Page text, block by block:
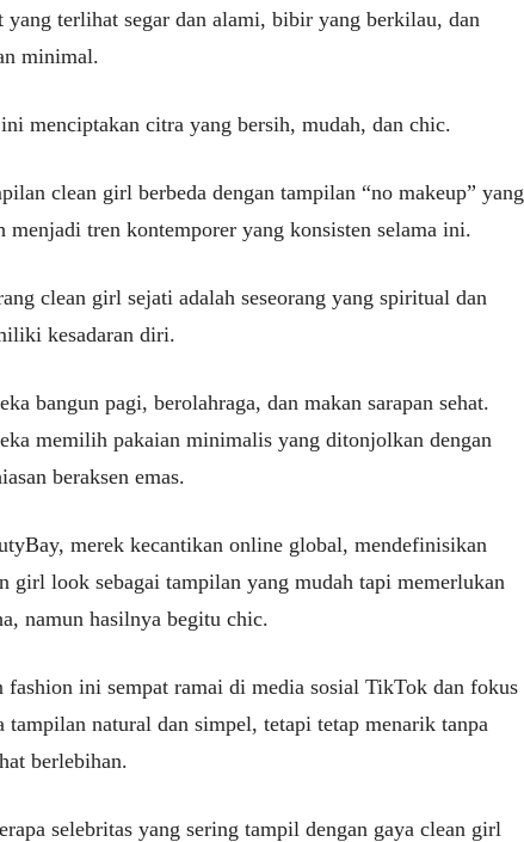
yang terlihat segar dan alami, bibir yang berkilau, dan
minimal.
menciptakan citra yang bersih, mudah, dan chic.
clean girl berbeda dengan tampilan “no makeup” yang
menjadi tren kontemporer yang konsisten selama ini.
clean girl sejati adalah seseorang yang spiritual dan
kesadaran diri.
bangun pagi, berolahraga, dan makan sarapan sehat.
memilih pakaian minimalis yang ditonjolkan dengan
beraksen emas.
merek kecantikan online global, mendefinisikan
girl look sebagai tampilan yang mudah tapi memerlukan
namun hasilnya begitu chic.
fashion ini sempat ramai di media sosial TikTok dan fokus
tampilan natural dan simpel, tetapi tetap menarik tanpa
berlebihan.
selebritas yang sering tampil dengan gaya clean girl